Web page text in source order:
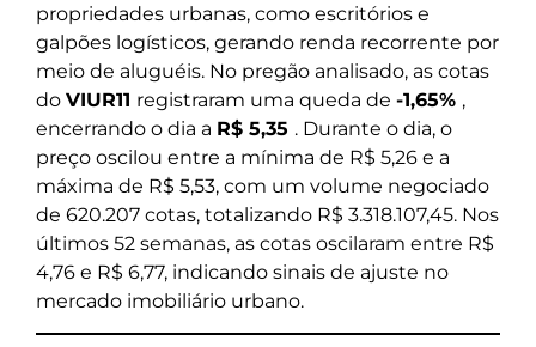
propriedades urbanas, como escritórios e
galpões logísticos, gerando renda recorrente por
meio de aluguéis. No pregão analisado, as cotas
do VIUR11 registraram uma queda de -1,65% ,
encerrando o dia a R$ 5,35 . Durante o dia, o
preço oscilou entre a mínima de R$ 5,26 e a
máxima de R$ 5,53, com um volume negociado
de 620.207 cotas, totalizando R$ 3.318.107,45. Nos
últimos 52 semanas, as cotas oscilaram entre R$
4,76 e R$ 6,77, indicando sinais de ajuste no
mercado imobiliário urbano.